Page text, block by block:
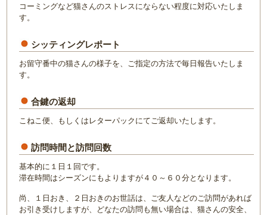
コーミングなど猫さんのストレスにならない程度に対応いたしま
す。
シッティングレポート
お留守番中の猫さんの様子を、ご指定の方法で毎日報告いたしま
す。
合鍵の返却
こねこ便、もしくはレターパックにてご返却いたします。
訪問時間と訪問回数
基本的に１日１回です。
滞在時間はシーズンにもよりますが４０～６０分となります。
尚、１日おき、２日おきのお世話は、ご友人などのご訪問があれば
お引き受けしますが、どなたの訪問も無い場合は、猫さんの安全、